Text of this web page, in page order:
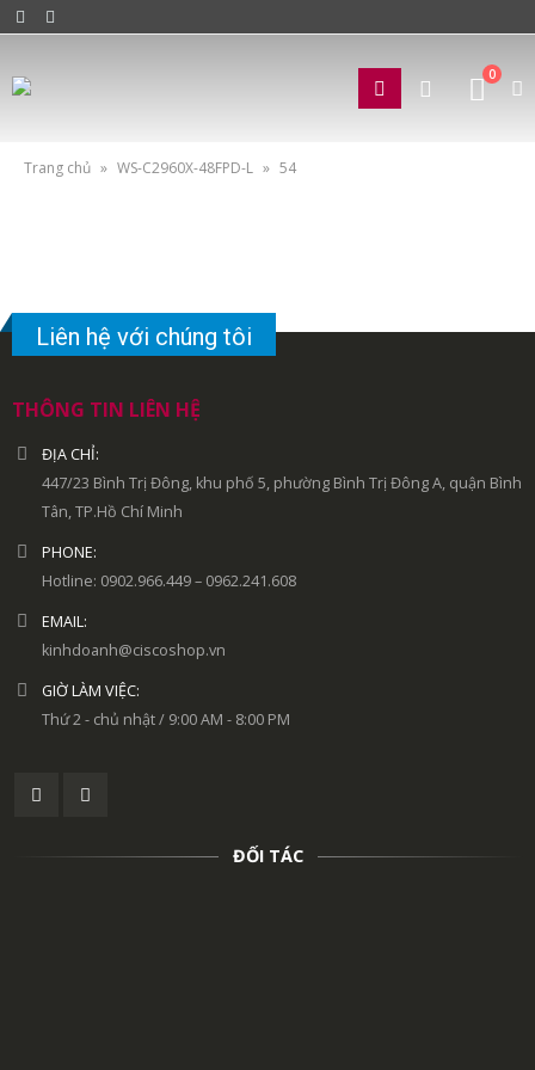
0
Trang chủ » WS-C2960X-48FPD-L » 54
Liên hệ với chúng tôi
THÔNG TIN LIÊN HỆ
ĐỊA CHỈ:
447/23 Bình Trị Đông, khu phố 5, phường Bình Trị Đông A, quận Bình
Tân, TP.Hồ Chí Minh
PHONE:
Hotline: 0902.966.449 – 0962.241.608
EMAIL:
kinhdoanh@ciscoshop.vn
GIỜ LÀM VIỆC:
Thứ 2 - chủ nhật / 9:00 AM - 8:00 PM
ĐỐI TÁC